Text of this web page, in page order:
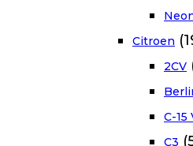
Citroen
2CV
C-15
C3